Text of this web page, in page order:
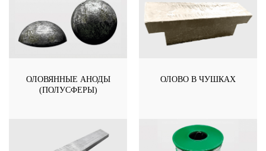
ОЛОВЯННЫЕ АНОДЫ
(ПОЛУСФЕРЫ)
ОЛОВО В ЧУШКАХ